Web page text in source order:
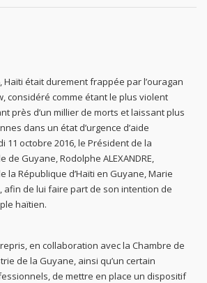
Haïti était durement frappée par l’ouragan
considéré comme étant le plus violent
près d’un millier de morts et laissant plus
dans un état d’urgence d’aide
11 octobre 2016, le Président de la
de Guyane, Rodolphe ALEXANDRE,
la République d’Haïti en Guyane, Marie
afin de lui faire part de son intention de
haïtien.
en collaboration avec la Chambre de
de la Guyane, ainsi qu’un certain
de mettre en place un dispositif